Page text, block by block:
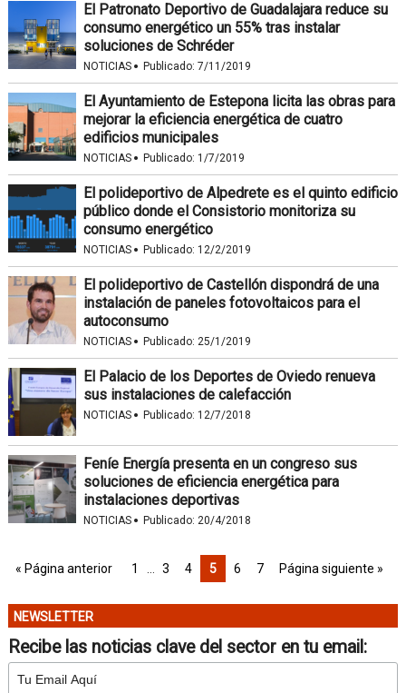
El Patronato Deportivo de Guadalajara reduce su
consumo energético un 55% tras instalar
soluciones de Schréder
NOTICIAS · Publicado: 7/11/2019
El Ayuntamiento de Estepona licita las obras para
mejorar la eficiencia energética de cuatro
edificios municipales
NOTICIAS · Publicado: 1/7/2019
El polideportivo de Alpedrete es el quinto edificio
público donde el Consistorio monitoriza su
consumo energético
NOTICIAS · Publicado: 12/2/2019
El polideportivo de Castellón dispondrá de una
instalación de paneles fotovoltaicos para el
autoconsumo
NOTICIAS · Publicado: 25/1/2019
El Palacio de los Deportes de Oviedo renueva
sus instalaciones de calefacción
NOTICIAS · Publicado: 12/7/2018
Feníe Energía presenta en un congreso sus
soluciones de eficiencia energética para
instalaciones deportivas
NOTICIAS · Publicado: 20/4/2018
« Página anterior 1 3 4 5 6 7 Página siguiente »
NEWSLETTER
Recibe las noticias clave del sector en tu email: